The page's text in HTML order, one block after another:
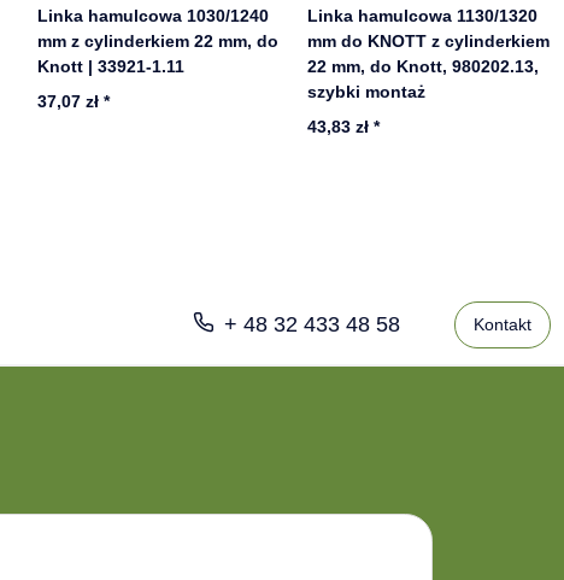
Linka hamulcowa 1030/1240
mm z cylinderkiem 22 mm, do
Knott | 33921-1.11
37,07 zł*
Linka hamulcowa 1130/1320
mm do KNOTT z cylinderkiem
22 mm, do Knott, 980202.13,
szybki montaż
43,83 zł*
+ 48 32 433 48 58 Kontakt